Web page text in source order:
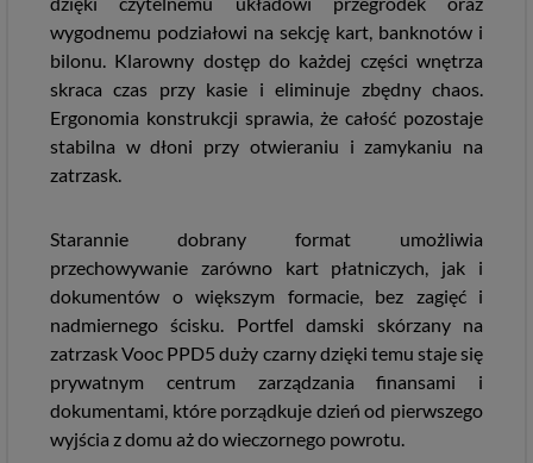
wygodnemu podziałowi na sekcję kart, banknotów i
bilonu. Klarowny dostęp do każdej części wnętrza
skraca czas przy kasie i eliminuje zbędny chaos.
Ergonomia konstrukcji sprawia, że całość pozostaje
stabilna w dłoni przy otwieraniu i zamykaniu na
zatrzask.
Starannie dobrany format umożliwia
przechowywanie zarówno kart płatniczych, jak i
dokumentów o większym formacie, bez zagięć i
nadmiernego ścisku. Portfel damski skórzany na
zatrzask Vooc PPD5 duży czarny dzięki temu staje się
prywatnym centrum zarządzania finansami i
dokumentami, które porządkuje dzień od pierwszego
wyjścia z domu aż do wieczornego powrotu.